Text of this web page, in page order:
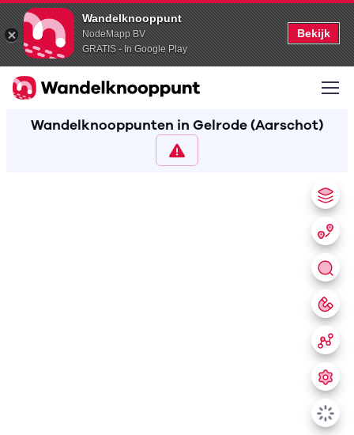
Wandelknooppunt
NodeMapp BV
GRATIS - In Google Play
Bekijk
Wandelknooppunten in Gelrode (Aarschot)